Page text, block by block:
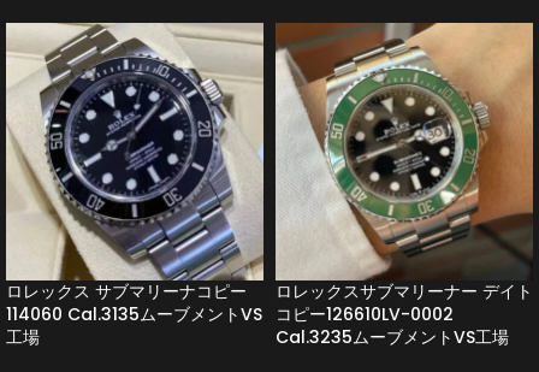
ロレックス サブマリーナコピー
114060 Cal.3135ムーブメントVS
工場
ロレックスサブマリーナー デイト
コピー126610LV-0002
Cal.3235ムーブメントVS工場